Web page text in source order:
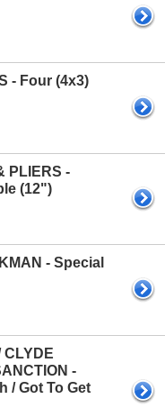
- Four (4x3)
PLIERS -
(12")
- Special
CLYDE
-
/ Got To Get